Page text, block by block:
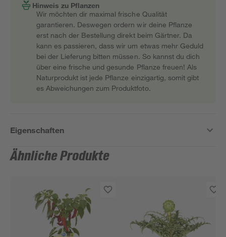
Hinweis zu Pflanzen
Wir möchten dir maximal frische Qualität
garantieren. Deswegen ordern wir deine Pflanze
erst nach der Bestellung direkt beim Gärtner. Da
kann es passieren, dass wir um etwas mehr Geduld
bei der Lieferung bitten müssen. So kannst du dich
über eine frische und gesunde Pflanze freuen! Als
Naturprodukt ist jede Pflanze einzigartig, somit gibt
es Abweichungen zum Produktfoto.
Eigenschaften
Ähnliche Produkte